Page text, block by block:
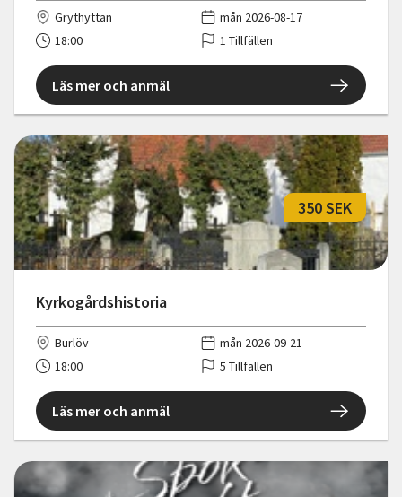
Grythyttan
mån 2026-08-17
18:00
1 Tillfällen
Läs mer och anmäl
Kyrkogårdshistoria
350 SEK
Burlöv
mån 2026-09-21
18:00
5 Tillfällen
Läs mer och anmäl